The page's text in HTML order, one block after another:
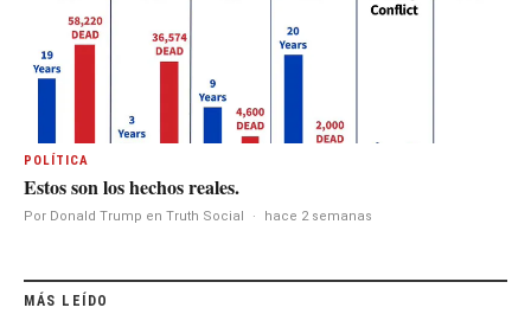
POLÍTICA
Estos son los hechos reales.
Por Donald Trump en Truth Social · hace 2 semanas
MÁS LEÍDO